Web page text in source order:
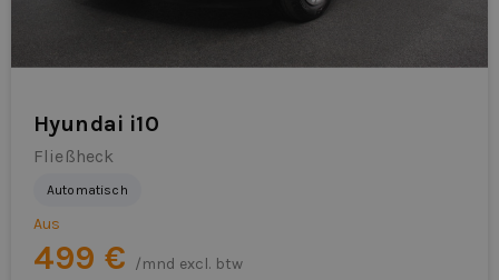
Hyundai i10
Fließheck
Automatisch
Aus
499 € /mnd excl. btw